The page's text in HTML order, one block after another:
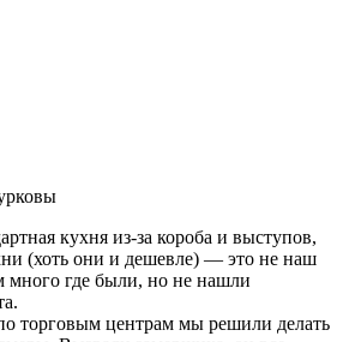
кухня из-за короба и выступов,
(хоть они и дешевле) — это не наш
где были, но не нашли
торговым центрам мы решили делать